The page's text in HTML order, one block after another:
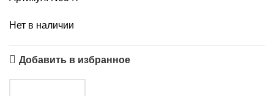
Нет в наличии
Добавить в избранное